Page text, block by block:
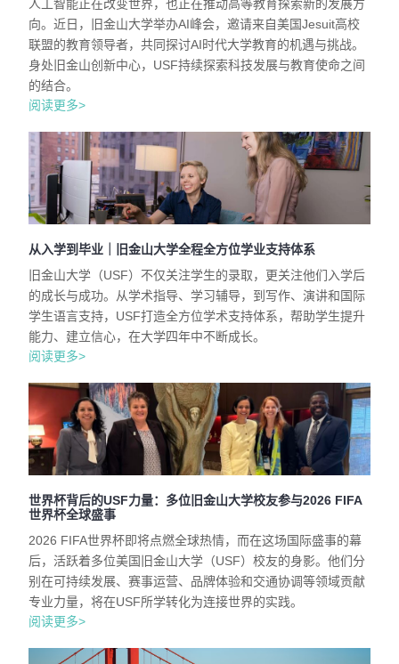
人工智能正在改变世界，也正在推动高等教育探索新的发展方
向。近日，旧金山大学举办AI峰会，邀请来自美国Jesuit高校
联盟的教育领导者，共同探讨AI时代大学教育的机遇与挑战。
身处旧金山创新中心，USF持续探索科技发展与教育使命之间
的结合。
阅读更多>
从入学到毕业｜旧金山大学全程全方位学业支持体系
旧金山大学（USF）不仅关注学生的录取，更关注他们入学后
的成长与成功。从学术指导、学习辅导，到写作、演讲和国际
学生语言支持，USF打造全方位学术支持体系，帮助学生提升
能力、建立信心，在大学四年中不断成长。
阅读更多>
世界杯背后的USF力量：多位旧金山大学校友参与2026 FIFA
世界杯全球盛事
2026 FIFA世界杯即将点燃全球热情，而在这场国际盛事的幕
后，活跃着多位美国旧金山大学（USF）校友的身影。他们分
别在可持续发展、赛事运营、品牌体验和交通协调等领域贡献
专业力量，将在USF所学转化为连接世界的实践。
阅读更多>